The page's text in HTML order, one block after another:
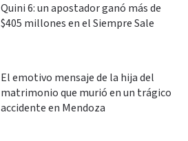
Quini 6: un apostador ganó más de
$405 millones en el Siempre Sale
El emotivo mensaje de la hija del
matrimonio que murió en un trágico
accidente en Mendoza